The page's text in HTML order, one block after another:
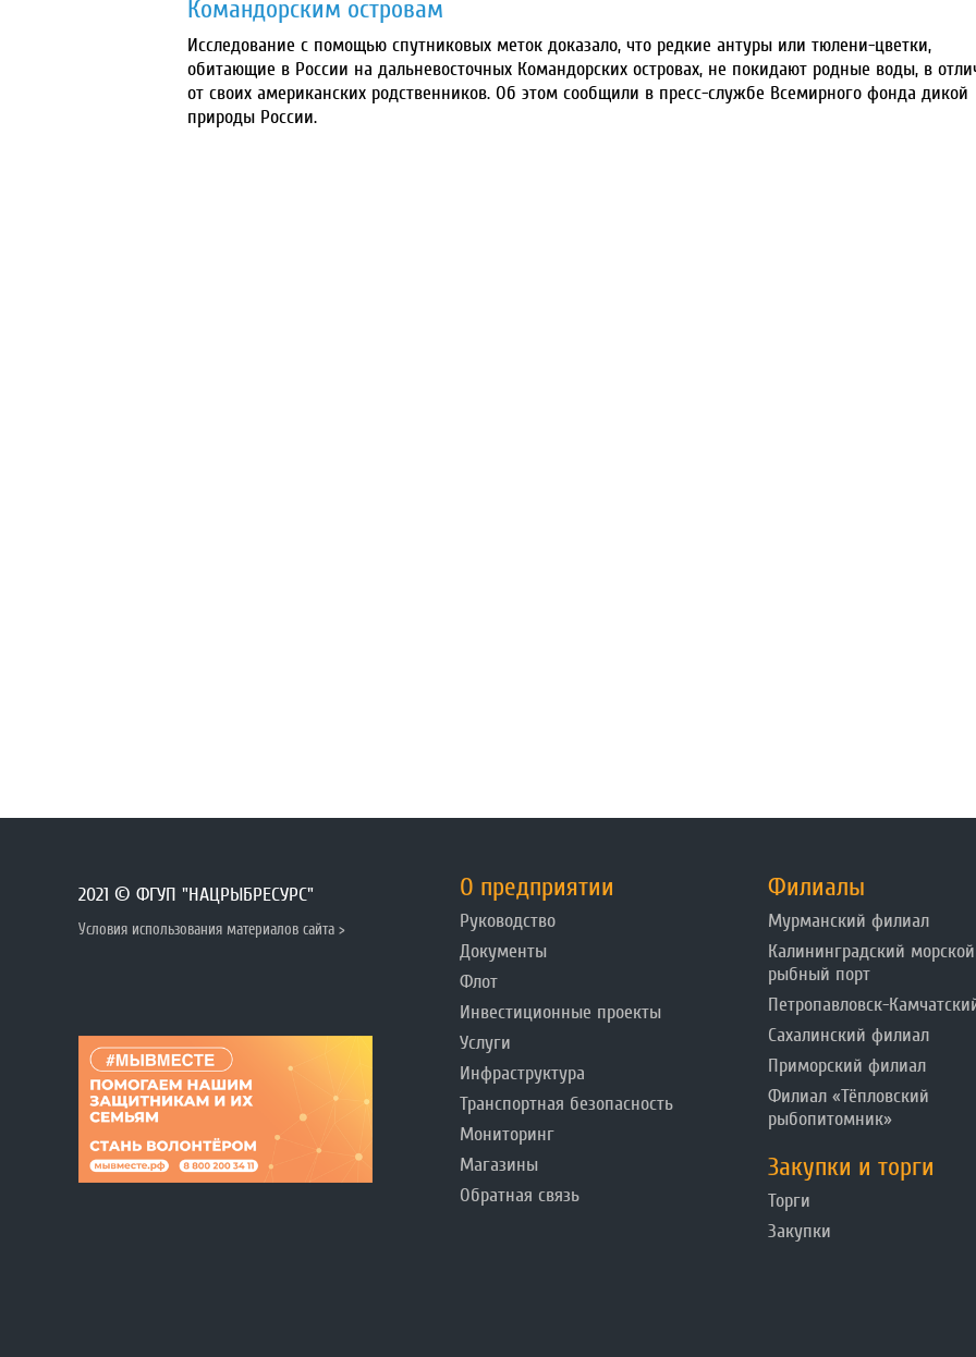
Командорским островам
Исследование с помощью спутниковых меток доказало, что редкие антуры или тюлени-цветки,
обитающие в России на дальневосточных Командорских островах, не покидают родные воды, в
от своих американских родственников. Об этом сообщили в пресс-службе Всемирного фонда дикой
природы России.
2021 © ФГУП "НАЦРЫБРЕСУРС"
Условия использования материалов сайта >
О предприятии
Руководство
Документы
Флот
Инвестиционные проекты
Услуги
Инфраструктура
Транспортная безопасность
Мониторинг
Магазины
Обратная связь
Филиалы
Мурманский филиал
Калининградский морской
рыбный порт
Петропавловск-
Сахалинский филиал
Приморский филиал
Филиал «Тёпловский
рыбопитомник»
Закупки и торги
Торги
Закупки